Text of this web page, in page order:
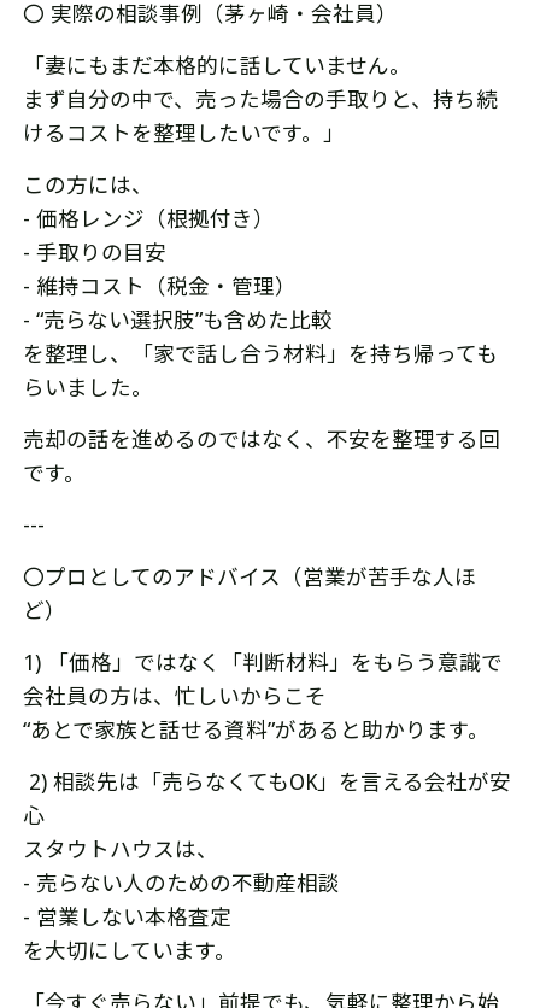
〇 実際の相談事例（茅ヶ崎・会社員）
「妻にもまだ本格的に話していません。
まず自分の中で、売った場合の手取りと、持ち続
けるコストを整理したいです。」
この方には、
- 価格レンジ（根拠付き）
- 手取りの目安
- 維持コスト（税金・管理）
- “売らない選択肢”も含めた比較
を整理し、「家で話し合う材料」を持ち帰っても
らいました。
売却の話を進めるのではなく、不安を整理する回
です。
---
〇プロとしてのアドバイス（営業が苦手な人ほ
ど）
1) 「価格」ではなく「判断材料」をもらう意識で
会社員の方は、忙しいからこそ
“あとで家族と話せる資料”があると助かります。
2) 相談先は「売らなくてもOK」を言える会社が安
心
スタウトハウスは、
- 売らない人のための不動産相談
- 営業しない本格査定
を大切にしています。
「今すぐ売らない」前提でも、気軽に整理から始